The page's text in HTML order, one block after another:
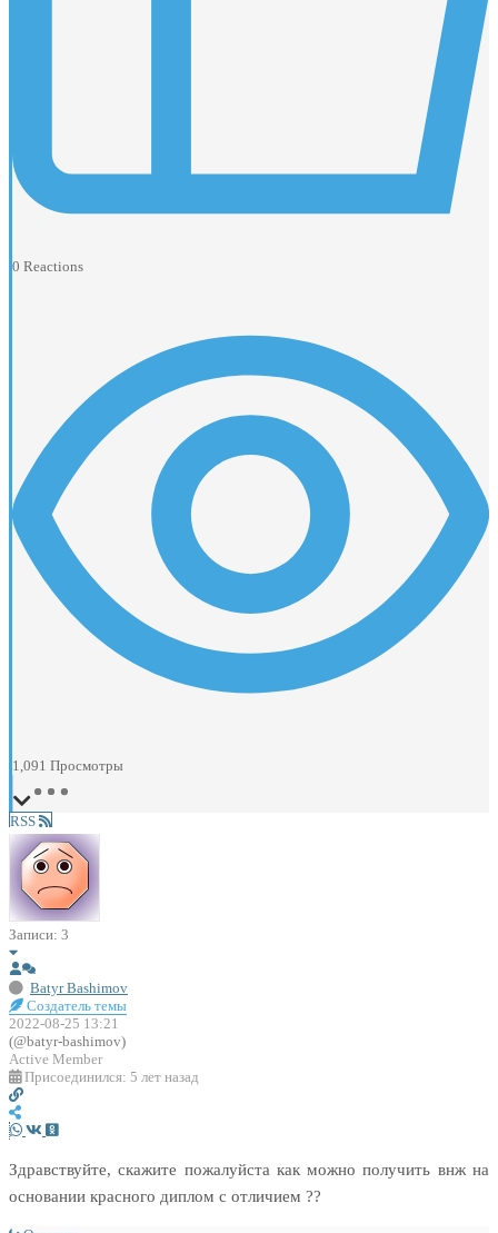
0 Reactions
1,091 Просмотры
RSS
Записи: 3
Batyr Bashimov
Создатель темы
2022-08-25 13:21
(@batyr-bashimov)
Active Member
Присоединился: 5 лет назад
Здравствуйте, скажите пожалуйста как можно получить внж на
основании красного диплом с отличием ??